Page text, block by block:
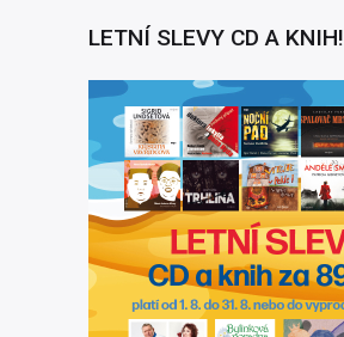
LETNÍ SLEVY CD A KNIH!